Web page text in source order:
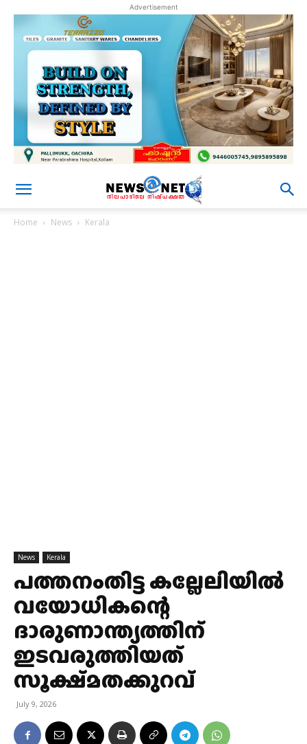
Advertisement
Home News Kerala
News Kerala
പത്തനംതിട്ട കല്ലേലിയിൽ
വയോധികന്റെ
ദാരുണാന്ത്യത്തിന്‌
ഇടവരുത്തിയത്‌
സൂക്ഷ്‌മതക്കുറവ്‌
July 9, 2026